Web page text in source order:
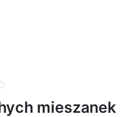
mieszanek